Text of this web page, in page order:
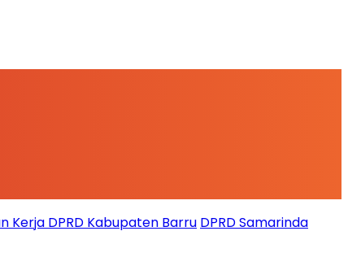
Kerja DPRD Kabupaten Barru DPRD Samarinda